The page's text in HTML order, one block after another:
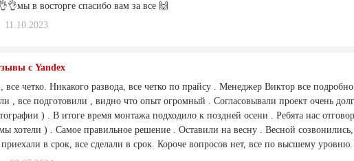
в восторге спасибо вам за все 🙌
11.10.2023
с Yandex
, все четко. Никакого развода, все четко по прайсу . Менеджер Виктор все
, все подготовили , видно что опыт огромный . Согласовывали проект очень
) . В итоге время монтажа подходило к поздней осени . Ребята нас
хотели ) . Самое правильное решение . Оставили на весну . Весной
в срок, все сделали в срок. Короче вопросов нет, все по высшему